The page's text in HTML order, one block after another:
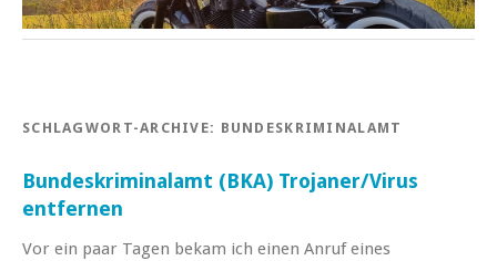
SCHLAGWORT-ARCHIVE: BUNDESKRIMINALAMT
Bundeskriminalamt (BKA) Trojaner/Virus
entfernen
Vor ein paar Tagen bekam ich einen Anruf eines